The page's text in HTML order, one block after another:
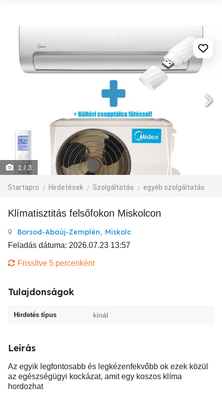
1/ 3
Startapro Hirdetések Szolgáltatás egyéb szolgáltatás
Klímatisztitás felsőfokon Miskolcon
Borsod-Abaúj-Zemplén, Miskolc
Feladás dátuma: 2026.07.23 13:57
Frissítve 5 percenként
Tulajdonságok
Hirdetés típus kínál
Leírás
Az egyik legfontosabb és legkézenfekvőbb ok ezek közül
az egészségügyi kockázat, amit egy koszos klíma
hordozhat